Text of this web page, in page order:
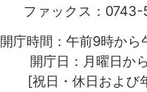
ファックス：
開庁時間：午前9時か
開庁日：月曜日か
[祝日・休日および